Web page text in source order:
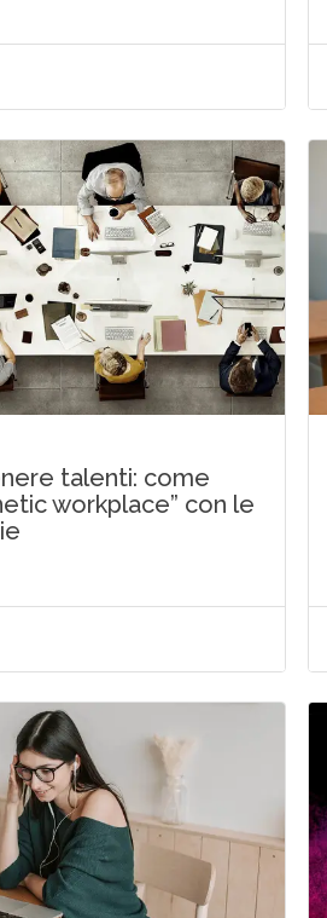
talenti: come
workplace” con le